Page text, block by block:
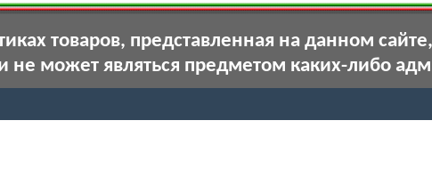
товаров, представленная на данном
не может являться предметом каких-либо